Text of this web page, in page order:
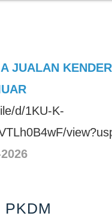
JUALAN
d/1KU-K-